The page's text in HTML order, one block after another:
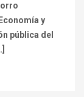
y
pública del